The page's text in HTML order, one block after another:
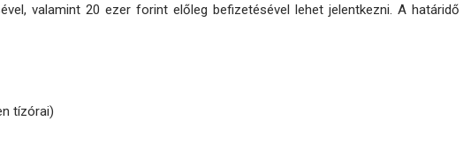
valamint 20 ezer forint előleg befizetésével lehet jelentkezni. A határidő
tízórai)